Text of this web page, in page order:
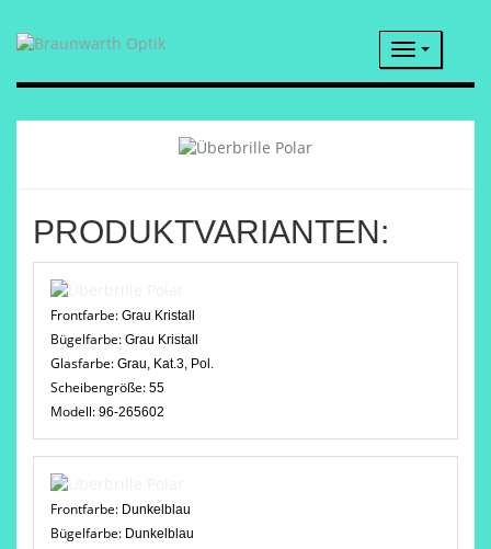
PRODUKTVARIANTEN:
Frontfarbe: Grau Kristall
Bügelfarbe: Grau Kristall
Glasfarbe: Grau, Kat.3, Pol.
Scheibengröße: 55
Modell: 96-265602
Frontfarbe: Dunkelblau
Bügelfarbe: Dunkelblau